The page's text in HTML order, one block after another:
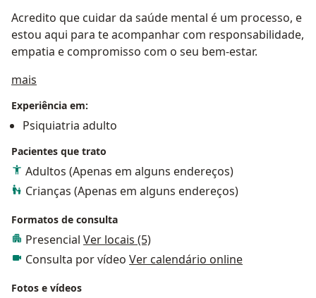
Acredito que cuidar da saúde mental é um processo, e
estou aqui para te acompanhar com responsabilidade,
empatia e compromisso com o seu bem-estar.
mais
Experiência em:
Psiquiatria adulto
Pacientes que trato
Adultos (Apenas em alguns endereços)
Crianças (Apenas em alguns endereços)
Formatos de consulta
Presencial Ver locais (5)
Consulta por vídeo Ver calendário online
Fotos e vídeos